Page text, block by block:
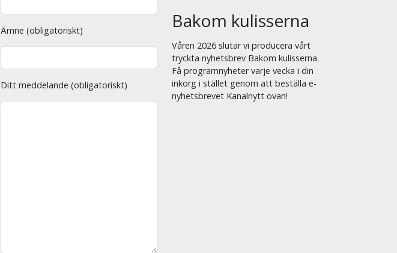
Ämne (obligatoriskt)
Ditt meddelande (obligatoriskt)
Bakom kulisserna
Våren 2026 slutar vi producera vårt
tryckta nyhetsbrev Bakom kulisserna.
Få programnyheter varje vecka i din
inkorg i stället genom att beställa e-
nyhetsbrevet Kanalnytt ovan!